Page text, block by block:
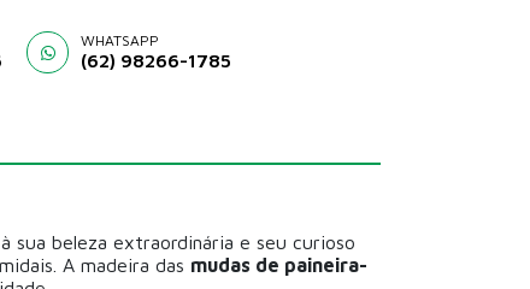
WHATSAPP
(62) 98266-1785
sua beleza extraordinária e seu curioso
A madeira das mudas de paineira-